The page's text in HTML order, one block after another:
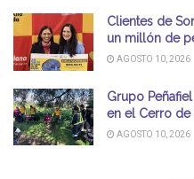
Clientes de
un millón de
AGOSTO 10, 2026
Grupo
en el Cerro de
AGOSTO 10, 2026